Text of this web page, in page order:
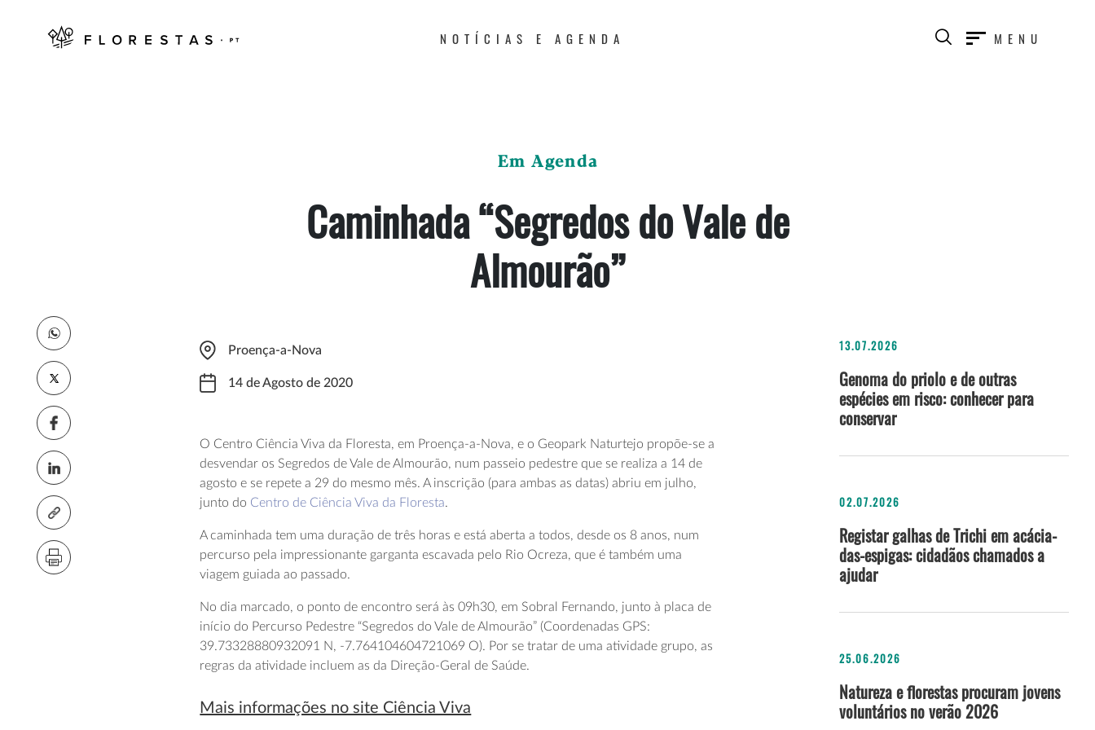
NOTÍCIAS E AGENDA MENU
Em Agenda
Caminhada “Segredos do Vale de
Almourão”
Proença-a-Nova
14 de Agosto de 2020
O Centro Ciência Viva da Floresta, em Proença-a-Nova, e o Geopark Naturtejo propõe-se a
desvendar os Segredos de Vale de Almourão, num passeio pedestre que se realiza a 14 de
agosto e se repete a 29 do mesmo mês. A inscrição (para ambas as datas) abriu em julho,
junto do Centro de Ciência Viva da Floresta.
A caminhada tem uma duração de três horas e está aberta a todos, desde os 8 anos, num
percurso pela impressionante garganta escavada pelo Rio Ocreza, que é também uma
viagem guiada ao passado.
No dia marcado, o ponto de encontro será às 09h30, em Sobral Fernando, junto à placa de
início do Percurso Pedestre “Segredos do Vale de Almourão” (Coordenadas GPS:
39.73328880932091 N, -7.764104604721069 O). Por se tratar de uma atividade grupo, as
regras da atividade incluem as da Direção-Geral de Saúde.
Mais informações no site Ciência Viva
13.07.2026
Genoma do priolo e de outras
espécies em risco: conhecer para
conservar
02.07.2026
Registar galhas de Trichi em acácia-
das-espigas: cidadãos chamados a
ajudar
25.06.2026
Natureza e florestas procuram jovens
voluntários no verão 2026